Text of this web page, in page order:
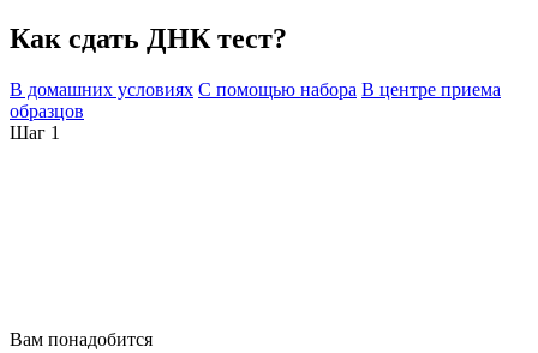
Как сдать ДНК тест?
В домашних условиях С помощью набора В центре приема
образцов
Шаг 1
Вам понадобится